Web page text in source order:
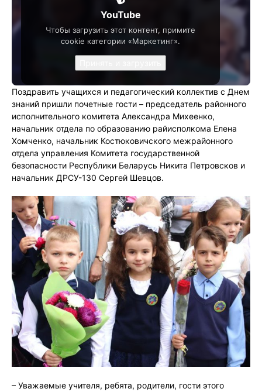
YouTube
Чтобы загрузить этот контент, примите
cookie категории «Маркетинг».
Поздравить учащихся и педагогический коллектив с Днем
знаний пришли почетные гости – председатель районного
исполнительного комитета Александра Михеенко,
начальник отдела по образованию райисполкома Елена
Хомченко, начальник Костюковичского межрайонного
отдела управления Комитета государственной
безопасности Республики Беларусь Никита Петровсков и
начальник ДРСУ-130 Сергей Шевцов.
– Уважаемые учителя, ребята, родители, гости этого